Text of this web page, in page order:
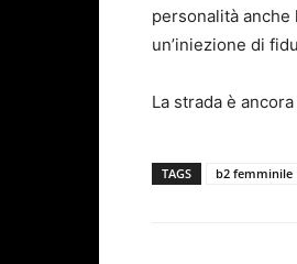
personalità
un’iniezione di
La strada è
TAGS b2 femminile